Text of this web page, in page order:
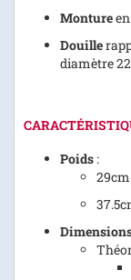
Monture
Douille
diamètre
Poids :
29cm